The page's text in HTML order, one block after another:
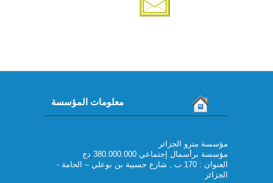
معلومات المؤسسة
مؤسسة مترو الجزائر
مؤسسة برأسمال إجتماعي 380.000.000 دج
العنوان : 170 ب , شارع حسيبة بن بوعلي – الحامة -
الجزائر